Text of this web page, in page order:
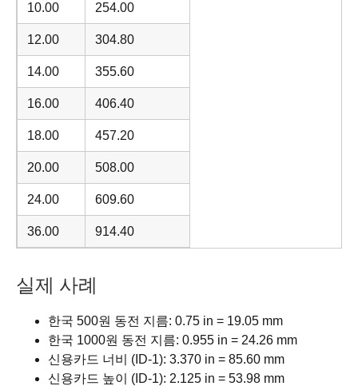
10.00 254.00
12.00 304.80
14.00 355.60
16.00 406.40
18.00 457.20
20.00 508.00
24.00 609.60
36.00 914.40
실제 사례
한국 500원 동전 지름: 0.75 in = 19.05 mm
한국 1000원 동전 지름: 0.955 in = 24.26 mm
신용카드 너비 (ID-1): 3.370 in = 85.60 mm
신용카드 높이 (ID-1): 2.125 in = 53.98 mm